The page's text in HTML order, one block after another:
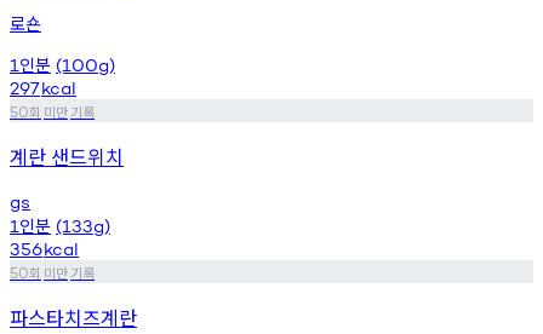
로숀
1 인분 (100g)
297kcal
50회 미만기록
계란 샌드위치
gs
1 인분 (133g)
356kcal
50회 미만기록
파스타치즈계란